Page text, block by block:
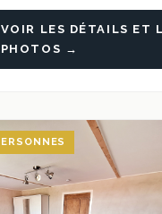
VOIR LES DÉTAILS ET
PHOTOS →